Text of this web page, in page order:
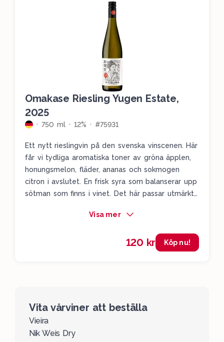
Omakase Riesling Yugen Estate,
2025
750 ml 12% #75931
Ett nytt rieslingvin på den svenska vinscenen. Här
får vi tydliga aromatiska toner av gröna äpplen,
honungsmelon, fläder, ananas och sokmogen
citron i avslutet. En frisk syra som balanserar upp
sötman som finns i vinet. Det här passar utmärkt
räkor, eller varför thailändsk rödcurry-soppa.
Visa mer
120 kr Köp nu!
Vita vårviner att beställa
Vieira
Nik Weis Dry